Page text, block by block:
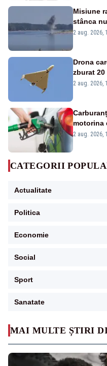
MAI MULTE ȘTIRI
Misiune
stânca
2 aug. 2026,
Drona
zburat
2 aug. 2026,
motorina
2 aug. 2026,
CATEGORII
Actualitate
Politica
Economie
Social
Sport
Sanatate